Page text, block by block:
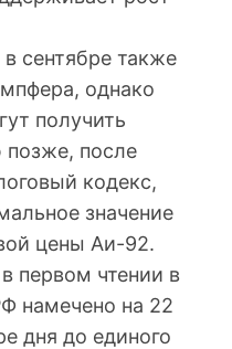
сентябре также
однако
получить
позже, после
кодекс,
значение
цены Аи-92.
первом чтении в
намечено на 22
дня до единого